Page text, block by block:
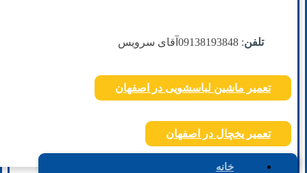
تلفن: 09138193848 آقای سرویس
تعمیر ماشین لباسشویی در اصفهان
تعمیر یخچال در اصفهان
خانه